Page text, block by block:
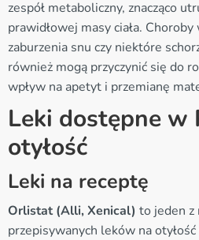
zespół metaboliczny, znacząco
prawidłowej masy ciała.
zaburzenia snu czy niektóre
również mogą przyczynić się do
wpływ na apetyt i przemianę
Leki dostępne w
otyłość
Leki na receptę
Orlistat (Alli, Xenical) to jeden z
przepisywanych leków na